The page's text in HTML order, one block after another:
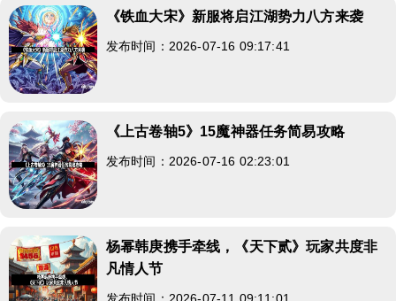
《铁血大宋》新服将启江湖势力八方来袭
发布时间：2026-07-16 09:17:41
《上古卷轴5》15魔神器任务简易攻略
发布时间：2026-07-16 02:23:01
杨幂韩庚携手牵线，《天下贰》玩家共度非
凡情人节